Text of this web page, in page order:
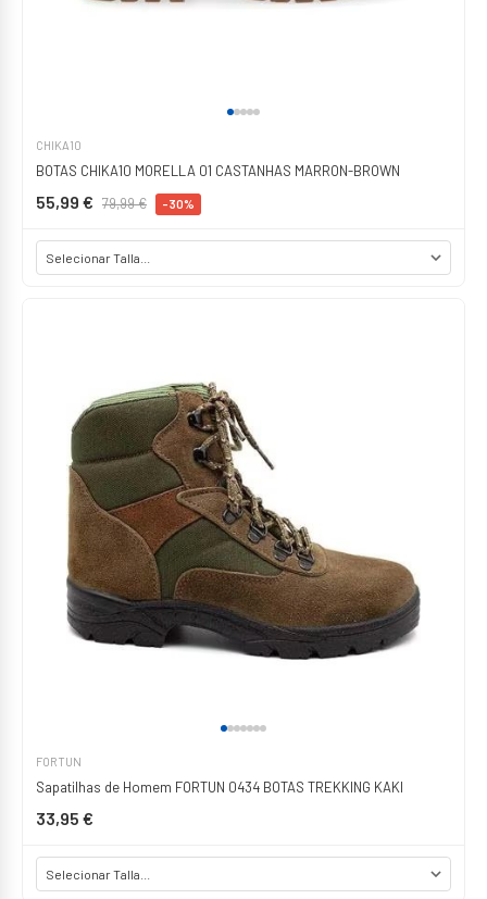
CHIKA10
BOTAS CHIKA10 MORELLA 01 CASTANHAS MARRON-BROWN
55,99 € 79,99 € -30%
FORTUN
Sapatilhas de Homem FORTUN 0434 BOTAS TREKKING KAKI
33,95 €